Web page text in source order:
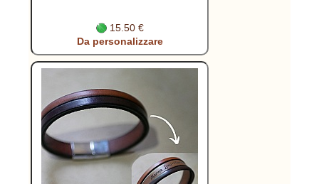
15.50 €
Da personalizzare